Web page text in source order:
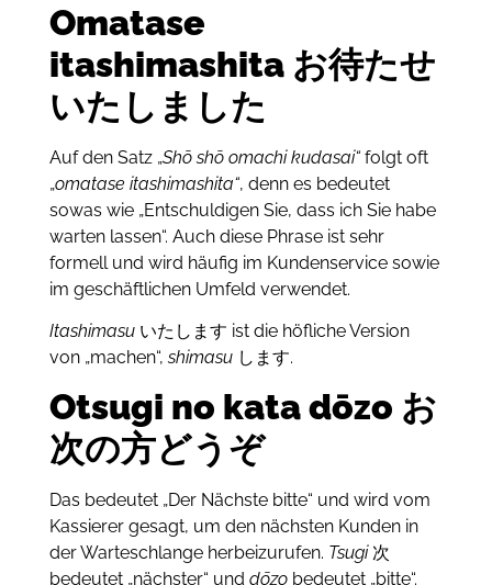
Omatase
itashimashita お待たせ
いたしました
Auf den Satz „Shō shō omachi kudasai“folgt oft
„omatase itashimashita“, denn es bedeutet
sowas wie „Entschuldigen Sie, dass ich Sie habe
warten lassen“. Auch diese Phrase ist sehr
formell und wird häufig im Kundenservice sowie
im geschäftlichen Umfeld verwendet.
Itashimasu いたします ist die höfliche Version
von „machen“,shimasu します.
Otsugi no kata dōzo お
次の方どうぞ
Das bedeutet „Der Nächste bitte“ und wird vom
Kassierer gesagt, um den nächsten Kunden in
der Warteschlange herbeizurufen. Tsugi次
bedeutet „nächster“ und dōzo bedeutet „bitte“.